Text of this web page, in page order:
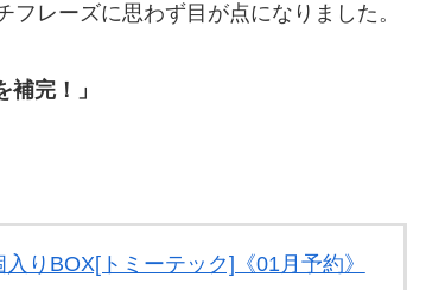
レーズに思わず目が点になりました。
完！」
りBOX[トミーテック]《01月予約》